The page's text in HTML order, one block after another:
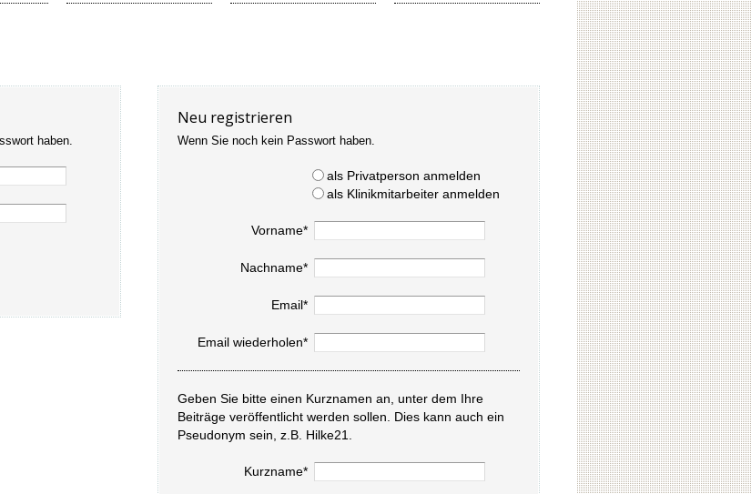
haben.
Neu registrieren
Wenn Sie noch kein Passwort haben.
als Privatperson anmelden
als Klinikmitarbeiter anmelden
Vorname*
Nachname*
Email*
Email wiederholen*
Geben Sie bitte einen Kurznamen an, unter dem Ihre
Beiträge veröffentlicht werden sollen. Dies kann auch ein
Pseudonym sein, z.B. Hilke21.
Kurzname*